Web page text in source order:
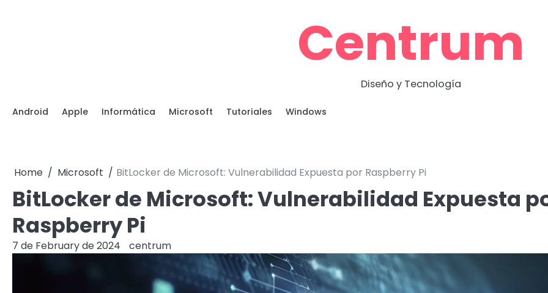
Centrum
Diseño y Tecnología
Android Apple Informática Microsoft Tutoriales Windows
Home Microsoft BitLocker de Microsoft: Vulnerabilidad Expuesta por Raspberry Pi
BitLocker de Microsoft: Vulnerabilidad Expuesta
Raspberry Pi
7 de February de 2024 centrum